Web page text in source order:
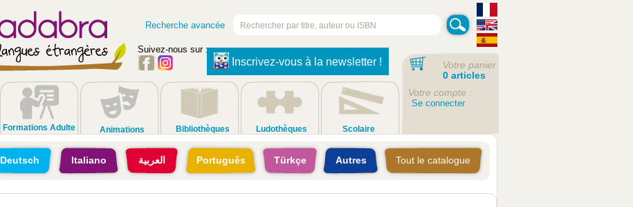
Recherche avancée
Suivez-nous sur :
Inscrivez-vous à la newsletter !
Formations Adulte Animations Bibliothèques Ludothèques Scolaire
Votre panier
0 articles
Votre compte :
Se connecter
Deutsch Italiano العربية Português Türkçe Autres Tout le catalogue